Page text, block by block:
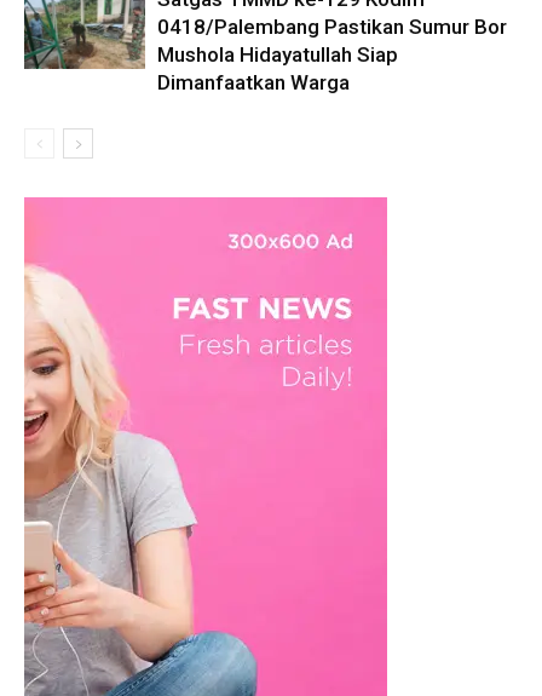
0418/Palembang Pastikan Sumur Bor
Mushola Hidayatullah Siap
Dimanfaatkan Warga